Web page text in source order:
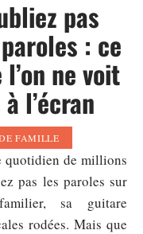
pas
: ce
l’on ne voit
l’écran
FAMILLE
quotidien de millions
pas les paroles sur
sa guitare
rodées. Mais que